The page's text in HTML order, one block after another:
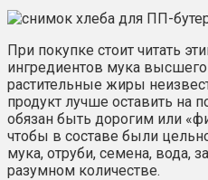
При покупке стоит читать
ингредиентов мука высшего
растительные жиры
продукт лучше оставить на
обязан быть дорогим или
чтобы в составе были
мука, отруби, семена, вода,
разумном количестве.